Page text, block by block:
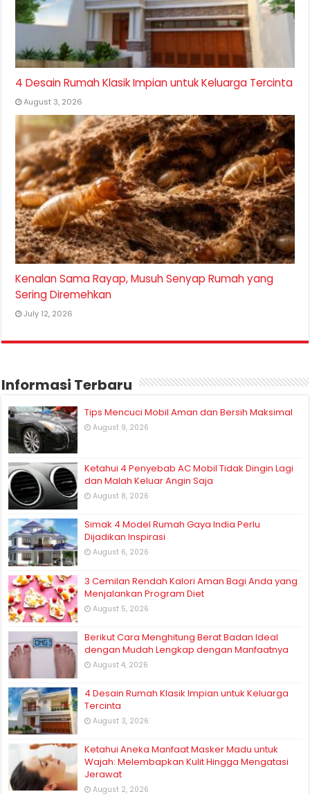
4 Desain Rumah Klasik Impian untuk Keluarga Tercinta
August 3, 2026
Kenalan Sama Rayap, Musuh Senyap Rumah yang
Sering Diremehkan
July 12, 2026
Informasi Terbaru
Tips Mencuci Mobil Aman dan Bersih Maksimal
August 9, 2026
Ketahui 4 Penyebab AC Mobil Tidak Dingin Lagi
dan Malah Keluar Angin Saja
August 8, 2026
Simak 4 Model Rumah Gaya India Perlu
Dijadikan Inspirasi
August 6, 2026
3 Cemilan Rendah Kalori Aman Bagi Anda yang
Menjalankan Program Diet
August 5, 2026
Berikut Cara Menghitung Berat Badan Ideal
dengan Mudah Lengkap dengan Manfaatnya
August 4, 2026
4 Desain Rumah Klasik Impian untuk Keluarga
Tercinta
August 3, 2026
Ketahui Aneka Manfaat Masker Madu untuk
Wajah: Melembapkan Kulit Hingga Mengatasi
Jerawat
August 2, 2026